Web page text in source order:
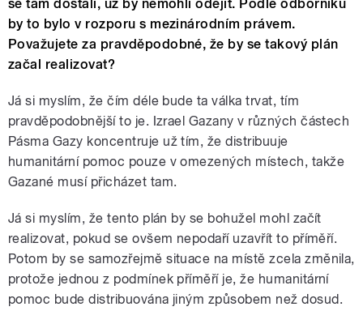
se tam dostali, už by nemohli odejít. Podle odborníků
by to bylo v rozporu s mezinárodním právem.
Považujete za pravděpodobné, že by se takový plán
začal realizovat?
Já si myslím, že čím déle bude ta válka trvat, tím
pravděpodobnější to je. Izrael Gazany v různých částech
Pásma Gazy koncentruje už tím, že distribuuje
humanitární pomoc pouze v omezených místech, takže
Gazané musí přicházet tam.
Já si myslím, že tento plán by se bohužel mohl začít
realizovat, pokud se ovšem nepodaří uzavřít to příměří.
Potom by se samozřejmě situace na místě zcela změnila,
protože jednou z podmínek příměří je, že humanitární
pomoc bude distribuována jiným způsobem než dosud.